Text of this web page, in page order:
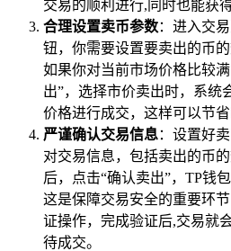
交易的顺利进行,同时也能获
合理设置卖币参数：进入交
钮，你需要设置要卖出的币
如果你对当前市场价格比较
出”，选择市价卖出时，系统
价格进行成交，这样可以节省
严谨确认交易信息：设置好
对交易信息，包括卖出的币
后，点击“确认卖出”，TP钱
这是保障交易安全的重要环
证操作，完成验证后,交易就
待成交。